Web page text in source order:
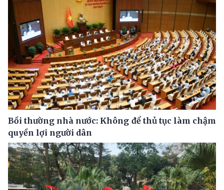
Bồi thường nhà nước: Không để thủ tục làm chậm
quyền lợi người dân